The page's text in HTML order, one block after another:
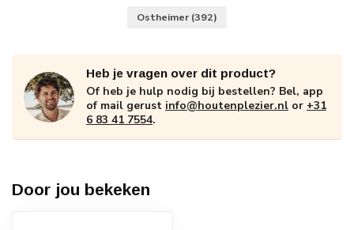
Ostheimer (392)
Heb je vragen over dit product?
Of heb je hulp nodig bij bestellen? Bel, app
of mail gerust info@houtenplezier.nl or +31
6 83 41 7554.
Door jou bekeken